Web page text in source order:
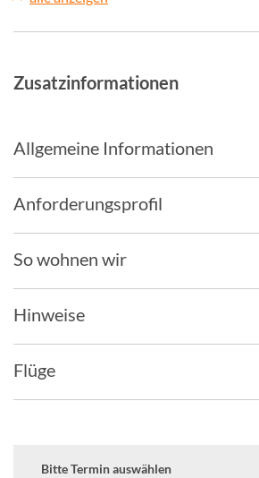
Zusatzinformationen
Allgemeine Informationen
Anforderungsprofil
So wohnen wir
Hinweise
Flüge
Bitte Termin auswählen